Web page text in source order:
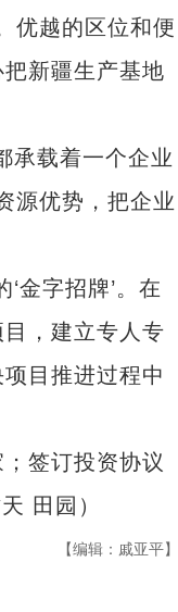
优越的区位和便
新疆生产基地
载着一个企业
源优势，把企业
金字招牌’。在
，建立专人专
目推进过程中
签订投资协议
田园）
【编辑：戚亚平】